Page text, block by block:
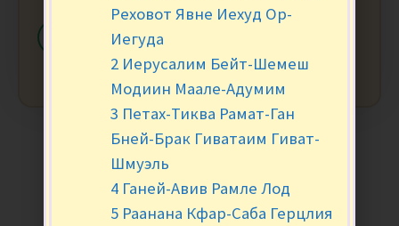
+
Реховот Явне Иехуд Ор-
Иегуда
2 Иерусалим Бейт-Шемеш
Модиин Маале-Адумим
3 Петах-Тиква Рамат-Ган
Бней-Брак Гиватаим Гиват-
Шмуэль
4 Ганей-Авив Рамле Лод
5 Раанана Кфар-Саба Герцлия